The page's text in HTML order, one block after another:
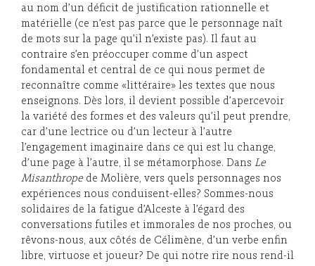
au nom d’un déficit de justification rationnelle et
matérielle (ce n’est pas parce que le personnage naît
de mots sur la page qu’il n’existe pas). Il faut au
contraire s’en préoccuper comme d’un aspect
fondamental et central de ce qui nous permet de
reconnaître comme «littéraire» les textes que nous
enseignons. Dès lors, il devient possible d’apercevoir
la variété des formes et des valeurs qu’il peut prendre,
car d’une lectrice ou d’un lecteur à l’autre
l’engagement imaginaire dans ce qui est lu change,
d’une page à l’autre, il se métamorphose. Dans Le
Misanthropede Molière, vers quels personnages nos
expériences nous conduisent-elles? Sommes-nous
solidaires de la fatigue d’Alceste à l’égard des
conversations futiles et immorales de nos proches, ou
rêvons-nous, aux côtés de Célimène, d’un verbe enfin
libre, virtuose et joueur? De qui notre rire nous rend-il